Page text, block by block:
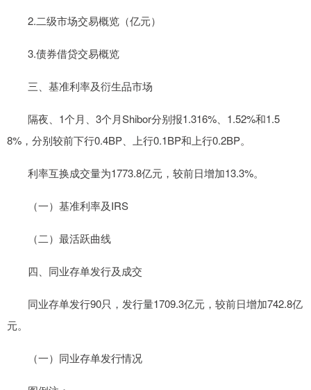
2.二级市场交易概览（亿元）
3.债券借贷交易概览
三、基准利率及衍生品市场
隔夜、1个月、3个月Shibor分别报1.316%、1.52%和1.5
8%，分别较前下行0.4BP、上行0.1BP和上行0.2BP。
利率互换成交量为1773.8亿元，较前日增加13.3%。
（一）基准利率及IRS
（二）最活跃曲线
四、同业存单发行及成交
同业存单发行90只，发行量1709.3亿元，较前日增加742.8亿
元。
（一）同业存单发行情况